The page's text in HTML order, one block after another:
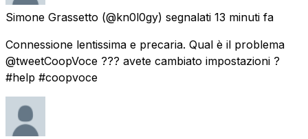
Simone Grassetto (@kn0l0gy) segnalati 13 minuti fa
Connessione lentissima e precaria. Qual è il problema
@tweetCoopVoce ??? avete cambiato impostazioni ?
#help #coopvoce